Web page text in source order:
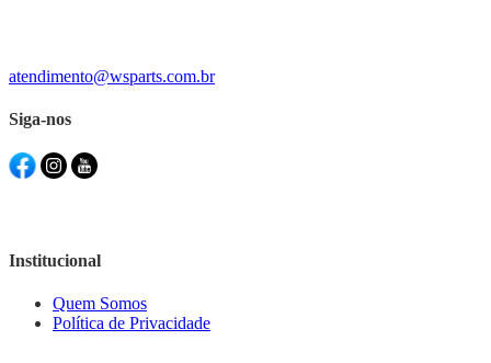
atendimento@wsparts.com.br
Siga-nos
Institucional
Quem Somos
Política de Privacidade